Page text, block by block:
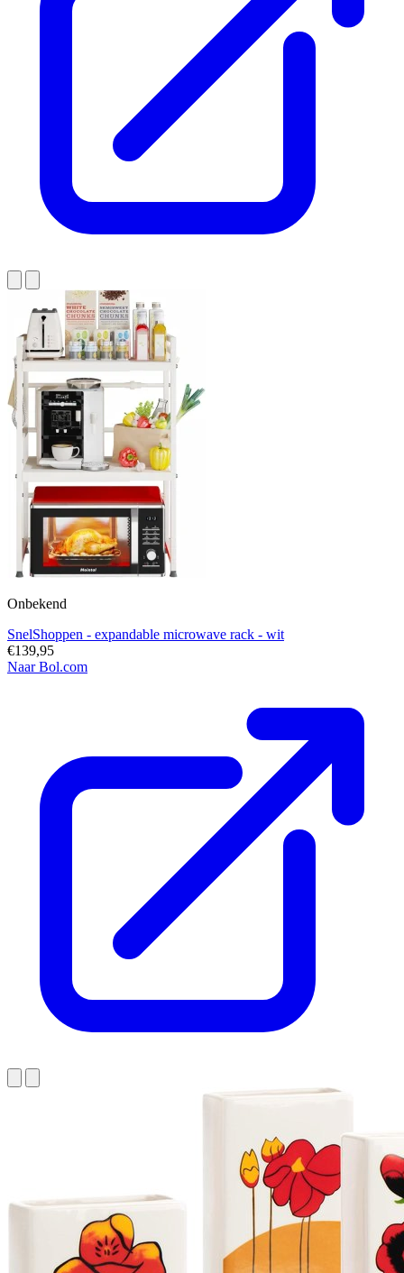
Onbekend
SnelShoppen - expandable microwave rack - wit
€139,95
Naar Bol.com